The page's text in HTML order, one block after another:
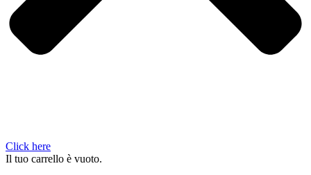
Click here
Il tuo carrello è vuoto.